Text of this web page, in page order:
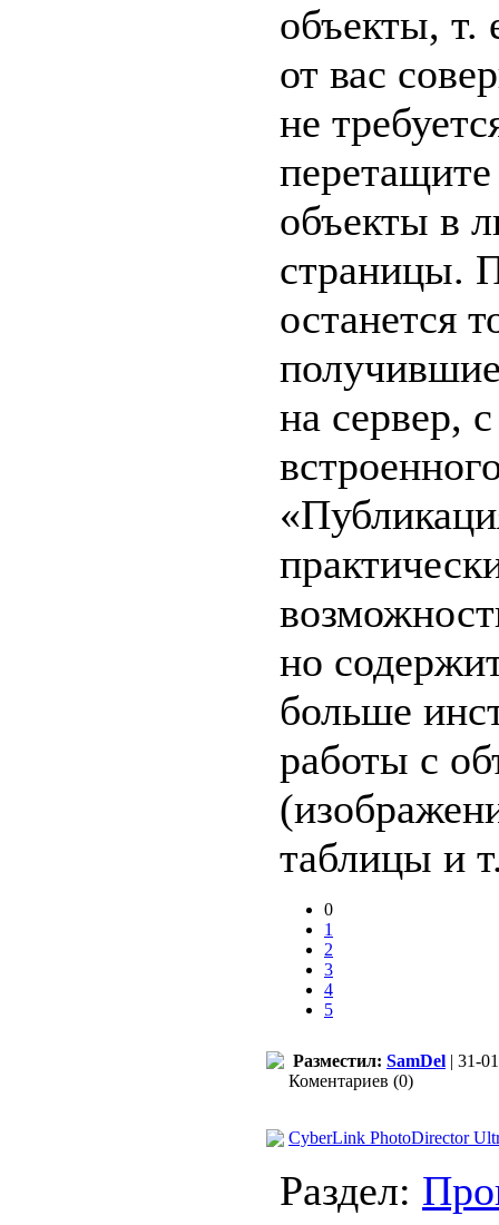
объекты, т.
от вас
не
объекты в
страницы.
останется
на сервер,
но
больше
работы с
таблицы и
0
1
2
3
4
5
Разместил: SamDel | 31-
Коментариев (0)
CyberLink PhotoDirector
Раздел: